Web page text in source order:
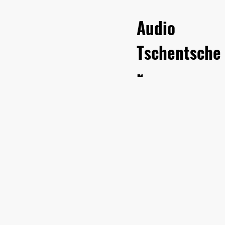
Audio
Tschentsche
r